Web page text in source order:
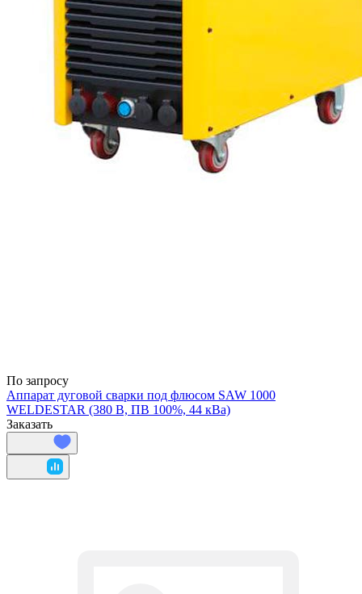
По запросу
Аппарат дуговой сварки под флюсом SAW 1000
WELDESTAR (380 В, ПВ 100%, 44 кВа)
Заказать